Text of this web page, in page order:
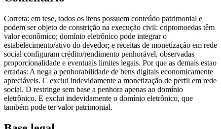
Correta: em tese, todos os itens possuem conteúdo patrimonial e
podem ser objeto de constrição na execução civil: criptomoedas têm
valor econômico; domínio eletrônico pode integrar o
estabelecimento/ativo do devedor; e receitas de monetização em rede
social configuram crédito/rendimento penhorável, observadas
proporcionalidade e eventuais limites legais. Por que as demais estao
erradas: A nega a penhorabilidade de bens digitais economicamente
apreciáveis. C exclui indevidamente a monetização de perfil em rede
social. D restringe sem base a penhora apenas ao domínio
eletrônico. E exclui indevidamente o domínio eletrônico, que
também pode ter valor patrimonial.